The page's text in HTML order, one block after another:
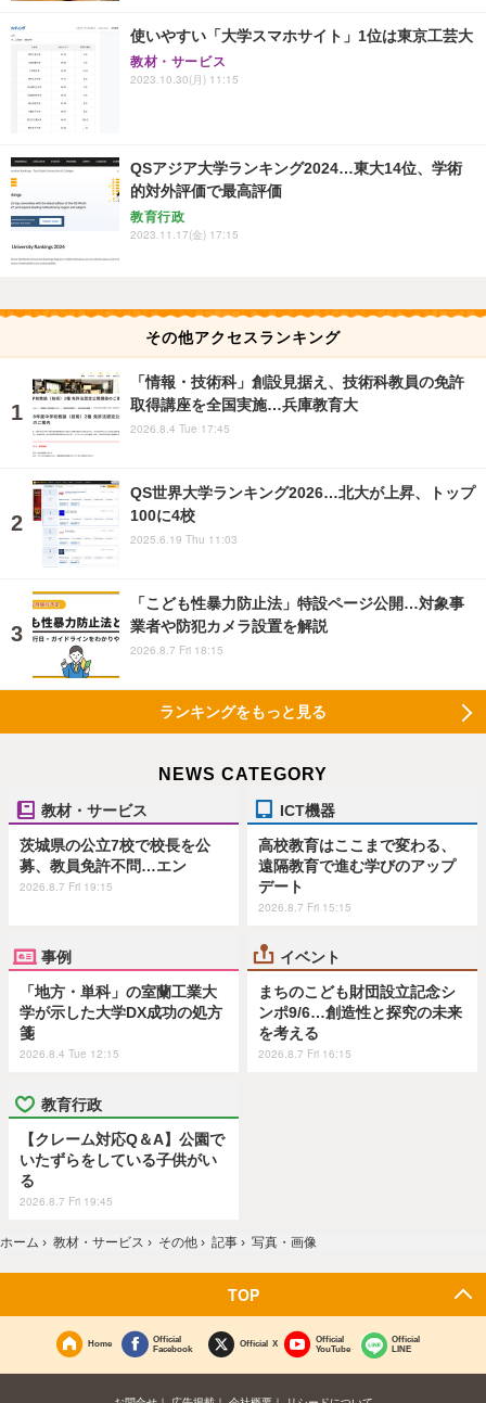
使いやすい「大学スマホサイト」1位は東京工芸大
教材・サービス
2023.10.30(月) 11:15
QSアジア大学ランキング2024…東大14位、学術
的対外評価で最高評価
教育行政
2023.11.17(金) 17:15
その他アクセスランキング
「情報・技術科」創設見据え、技術科教員の免許
取得講座を全国実施…兵庫教育大
2026.8.4 Tue 17:45
QS世界大学ランキング2026…北大が上昇、トップ
100に4校
2025.6.19 Thu 11:03
「こども性暴力防止法」特設ページ公開…対象事
業者や防犯カメラ設置を解説
2026.8.7 Fri 18:15
ランキングをもっと見る
NEWS CATEGORY
教材・サービス
茨城県の公立7校で校長を公
募、教員免許不問…エン
2026.8.7 Fri 19:15
ICT機器
高校教育はここまで変わる、
遠隔教育で進む学びのアップ
デート
2026.8.7 Fri 15:15
事例
「地方・単科」の室蘭工業大
学が示した大学DX成功の処方
箋
2026.8.4 Tue 12:15
イベント
まちのこども財団設立記念シ
ンポ9/6…創造性と探究の未来
を考える
2026.8.7 Fri 16:15
教育行政
【クレーム対応Q＆A】公園で
いたずらをしている子供がい
る
2026.8.7 Fri 19:45
ホーム › 教材・サービス › その他 › 記事 › 写真・画像
TOP
Home
Official
Facebook
Official X
Official
YouTube
Official
LINE